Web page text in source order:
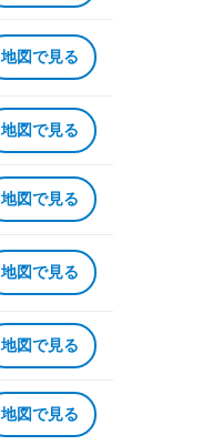
地図で見る
地図で見る
地図で見る
地図で見る
地図で見る
地図で見る